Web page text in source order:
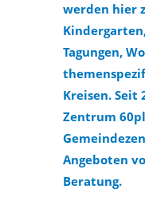
werden hier
Tagungen,
Kreisen. Seit
Zentrum
Angeboten
Beratung.